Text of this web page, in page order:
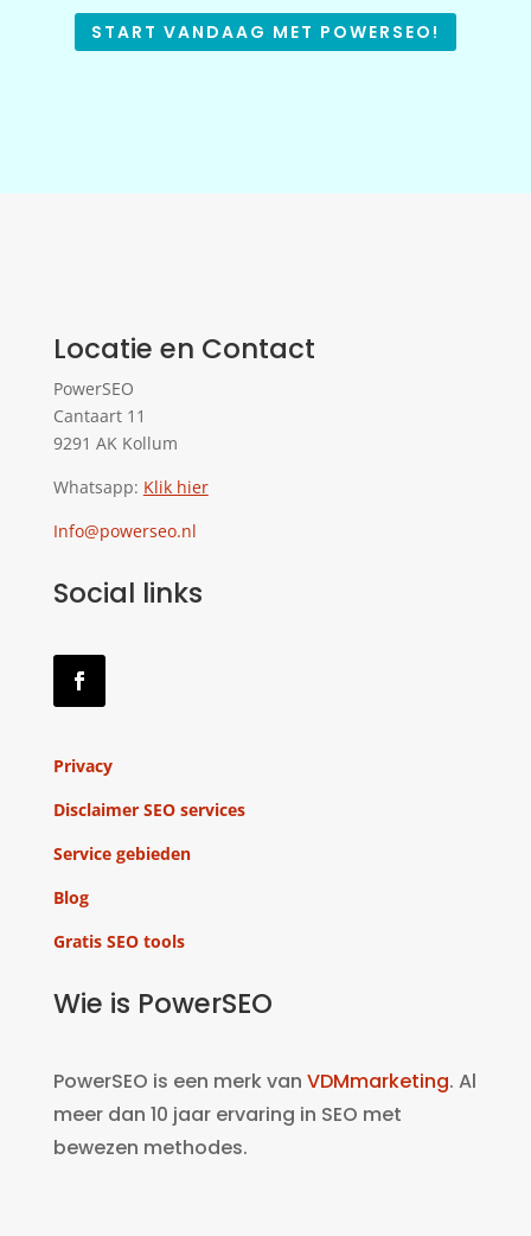
START VANDAAG MET POWERSEO!
Locatie en Contact
PowerSEO
Cantaart 11
9291 AK Kollum
Whatsapp: Klik hier
Info@powerseo.nl
Social links
Privacy
Disclaimer SEO services
Service gebieden
Blog
Gratis SEO tools
Wie is PowerSEO
PowerSEO is een merk van VDMmarketing. Al
meer dan 10 jaar ervaring in SEO met
bewezen methodes.